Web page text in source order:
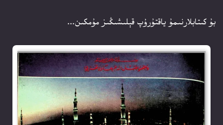
بۇ كىتابلارنىمۇ ياقتۇرۇپ قېلىشىڭىز مۇمكىن...